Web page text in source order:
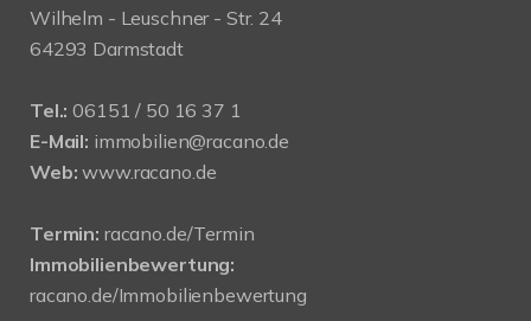
Wilhelm - Leuschner - Str. 24
64293 Darmstadt
Tel.: 06151 / 50 16 37 1
E-Mail: immobilien@racano.de
Web: www.racano.de
Termin: racano.de/Termin
Immobilienbewertung:
racano.de/Immobilienbewertung